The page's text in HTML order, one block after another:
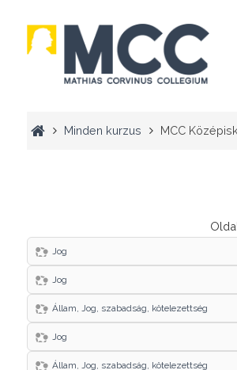
Minden kurzus MCC
Jog
Jog
Állam, Jog, szabadság, kötelezettség
Jog
Állam, Jog, szabadság, kötelezettség